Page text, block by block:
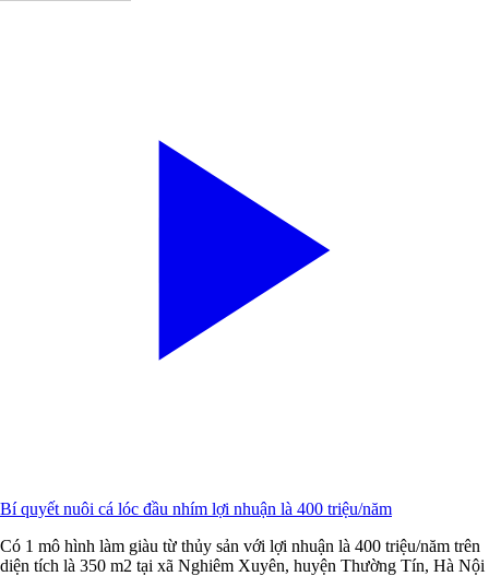
Bí quyết nuôi cá lóc đầu nhím lợi nhuận là 400 triệu/năm
Có 1 mô hình làm giàu từ thủy sản với lợi nhuận là 400 triệu/năm trên
diện tích là 350 m2 tại xã Nghiêm Xuyên, huyện Thường Tín, Hà Nội